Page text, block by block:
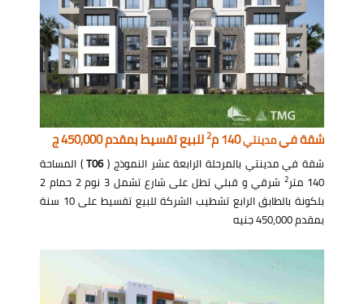
شقة فيمدينتي140 م 2للبيع تقسيط بمقدم 450,000 ج
شقة في مدينتي بالمرحلة الرابعة عشر النموذج (T06) المساحة
140 متر
2
شرقي و قبلي تطل على شارع تشمل 3 نوم 2 حمام 2
بلكونة بالطابق الرابع تشطيب الشركة للبيع تقسيط على 10 سنة
بمقدم 450,000 جنيه